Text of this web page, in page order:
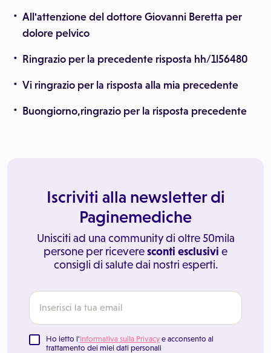
All'attenzione del dottore Giovanni Beretta per
dolore pelvico
Ringrazio per la precedente risposta hh/1l56480
Vi ringrazio per la risposta alla mia precedente
Buongiorno,ringrazio per la risposta precedente
Iscriviti alla newsletter di
Paginemediche
Unisciti ad una community di oltre 50mila
persone per riceveresconti esclusivi e
consigli di salute dai nostri esperti.
Ho letto l'Informativa sulla Privacy e acconsento al
trattamento dei miei dati personali